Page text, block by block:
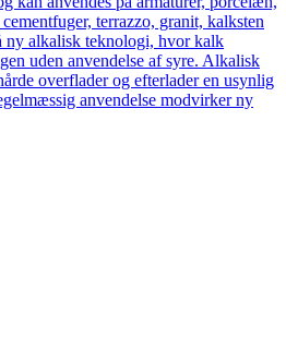
terrazzo, granit, kalksten
ny alkalisk teknologi, hvor kalk
uden anvendelse af syre. Alkalisk
overflader og efterlader en usynlig
anvendelse modvirker ny